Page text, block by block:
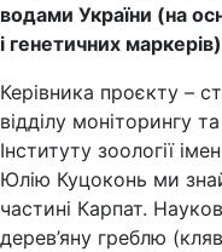
водами України (на
і генетичних
Керівника проєкту –
відділу моніторингу
Інституту зоології
Юлію Куцоконь ми
частині Карпат.
дерев’яну греблю